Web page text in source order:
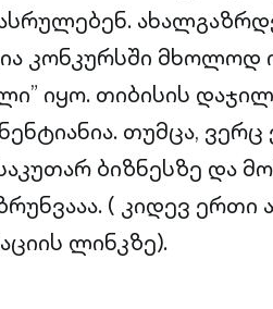
კონკურსში მხოლოდ
იყო. თიბისის
თუმცა,
ბიზნესზე და
( კიდევ ერთი
ლინკზე).